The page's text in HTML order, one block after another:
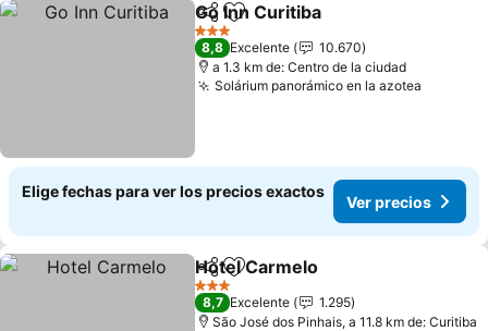
CompartirAgregar a favoritos
Go Inn Curitiba
3 Estrellas
8,8 Excelente
10.670
a 1.3 km de: Centro de la ciudad
Solárium panorámico en la azotea
Elige fechas para ver los precios exactos
Ver precios
CompartirAgregar a favoritos
Hotel Carmelo
3 Estrellas
8,7 Excelente
1.295
São José dos Pinhais, a 11.8 km de: Curitiba